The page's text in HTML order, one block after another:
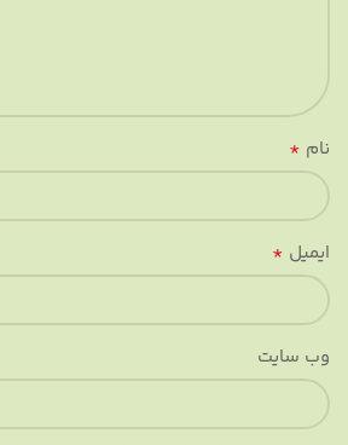
نام *
ایمیل *
وب‌ سایت